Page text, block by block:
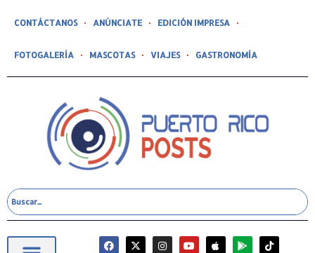
CONTÁCTANOS ANÚNCIATE EDICIÓN IMPRESA
FOTOGALERÍA MASCOTAS VIAJES GASTRONOMÍA